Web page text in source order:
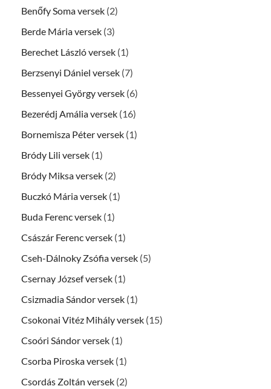
Benőfy Soma versek (2)
Berde Mária versek (3)
Berechet László versek (1)
Berzsenyi Dániel versek (7)
Bessenyei György versek (6)
Bezerédj Amália versek (16)
Bornemisza Péter versek (1)
Bródy Lili versek (1)
Bródy Miksa versek (2)
Buczkó Mária versek (1)
Buda Ferenc versek (1)
Császár Ferenc versek (1)
Cseh-Dálnoky Zsófia versek (5)
Csernay József versek (1)
Csizmadia Sándor versek (1)
Csokonai Vitéz Mihály versek (15)
Csoóri Sándor versek (1)
Csorba Piroska versek (1)
Csordás Zoltán versek (2)